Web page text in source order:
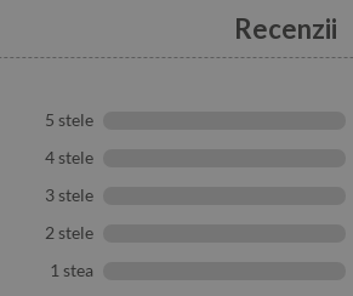
Recenzii
5 stele
4 stele
3 stele
2 stele
1 stea